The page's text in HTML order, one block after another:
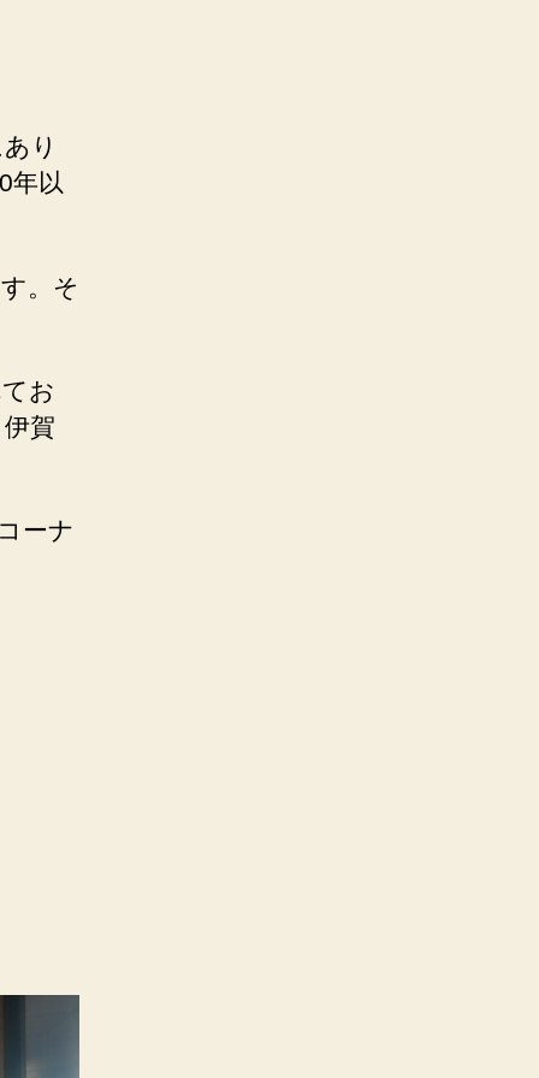
り
年以
。そ
お
賀
ーナ